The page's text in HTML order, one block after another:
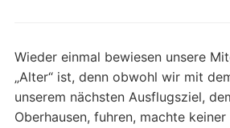
Wieder einmal bewiesen unsere
„Alter“ ist, denn obwohl wir mit
unserem nächsten Ausflugsziel,
Oberhausen, fuhren, machte